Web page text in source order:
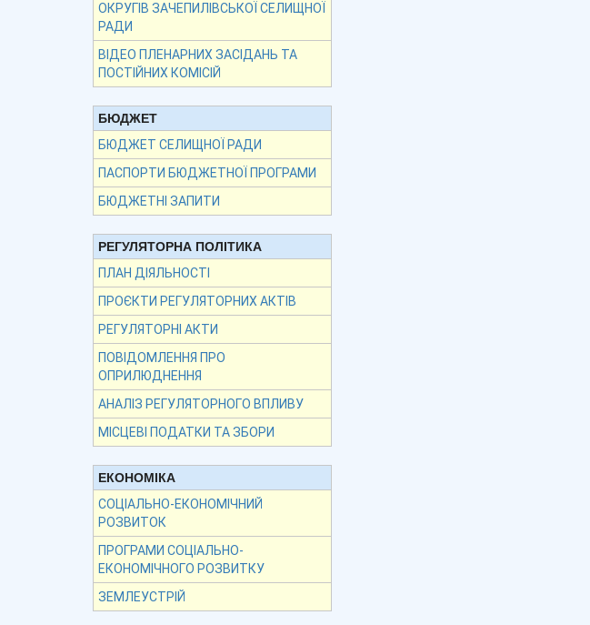
ОКРУГІВ ЗАЧЕПИЛІВСЬКОЇ СЕЛИЩНОЇ
РАДИ
ВІДЕО ПЛЕНАРНИХ ЗАСІДАНЬ ТА
ПОСТІЙНИХ КОМІСІЙ
БЮДЖЕТ
БЮДЖЕТ СЕЛИЩНОЇ РАДИ
ПАСПОРТИ БЮДЖЕТНОЇ ПРОГРАМИ
БЮДЖЕТНІ ЗАПИТИ
РЕГУЛЯТОРНА ПОЛІТИКА
ПЛАН ДІЯЛЬНОСТІ
ПРОЄКТИ РЕГУЛЯТОРНИХ АКТІВ
РЕГУЛЯТОРНІ АКТИ
ПОВІДОМЛЕННЯ ПРО
ОПРИЛЮДНЕННЯ
АНАЛІЗ РЕГУЛЯТОРНОГО ВПЛИВУ
МІСЦЕВІ ПОДАТКИ ТА ЗБОРИ
ЕКОНОМІКА
СОЦІАЛЬНО-ЕКОНОМІЧНИЙ
РОЗВИТОК
ПРОГРАМИ СОЦІАЛЬНО-
ЕКОНОМІЧНОГО РОЗВИТКУ
ЗЕМЛЕУСТРІЙ